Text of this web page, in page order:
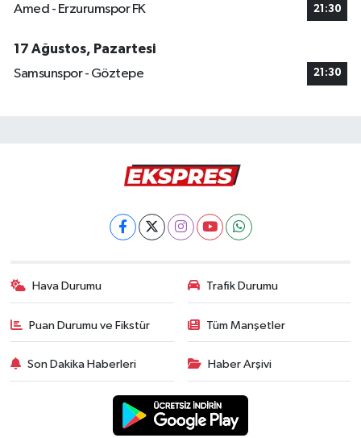
Amed - Erzurumspor FK 21:30
17 Ağustos, Pazartesi
Samsunspor - Göztepe
21:30
Hava Durumu Trafik Durumu
Puan Durumu ve Fikstür Tüm Manşetler
Son Dakika Haberleri Haber Arşivi